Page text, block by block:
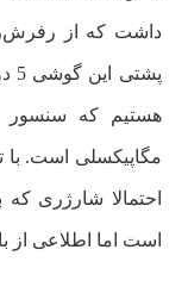
مگاپیکسلی است. با
است اما اطلاعی از